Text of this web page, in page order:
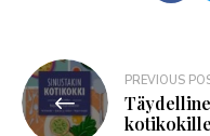
PREVIOUS